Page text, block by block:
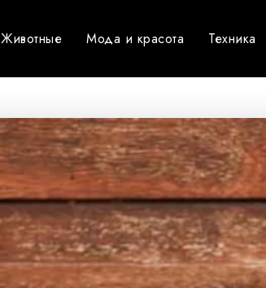
Животные Мода и красота Техника